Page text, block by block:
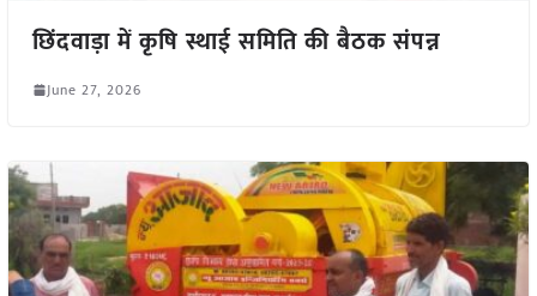
छिंदवाड़ा में कृषि स्थाई समिति की बैठक संपन्न
June 27, 2026